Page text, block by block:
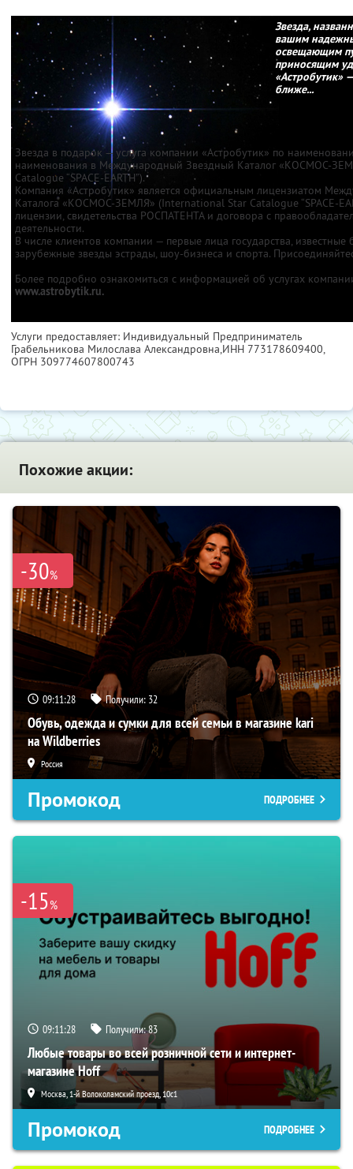
Звезда,
вашим
освещающим
приносящим
«Астробутик»
ближе...
Звезда в подарок — услуга компании «Астробутик» по
наименования в Международный Звездный Каталог «КОСМОС-
Catalogue “SPACE-EARTH”).
Компания «Астробутик» является официальным лицензиатом
Каталога «КОСМОС-ЗЕМЛЯ» (International Star Catalogue “SPACE-
лицензии, свидетельства РОСПАТЕНТА и договора с
деятельности.
В числе клиентов компании — первые лица государства, известные
зарубежные звезды эстрады, шоу-бизнеса и спорта.
Более подробно ознакомиться с информацией об услугах
www.astrobytik.ru.
Услуги предоставляет: Индивидуальный Предприниматель
Грабельникова Милослава Александровна,ИНН 773178609400,
ОГРН 309774607800743
Похожие акции:
-30%
09:11:27 Получили: 32
Обувь, одежда и сумки для всей семьи в магазине kari
на Wildberries
Россия
Промокод ПОДРОБНЕЕ
-15%
09:11:27 Получили:83
Любые товары во всей розничной сети и интернет-
магазине Hoff
Москва, 1-й Волоколамский проезд, 10с1
Промокод ПОДРОБНЕЕ